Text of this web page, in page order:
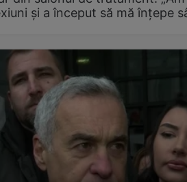
și a început să mă înțepe